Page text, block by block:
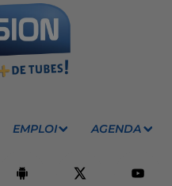
EMPLOI AGENDA